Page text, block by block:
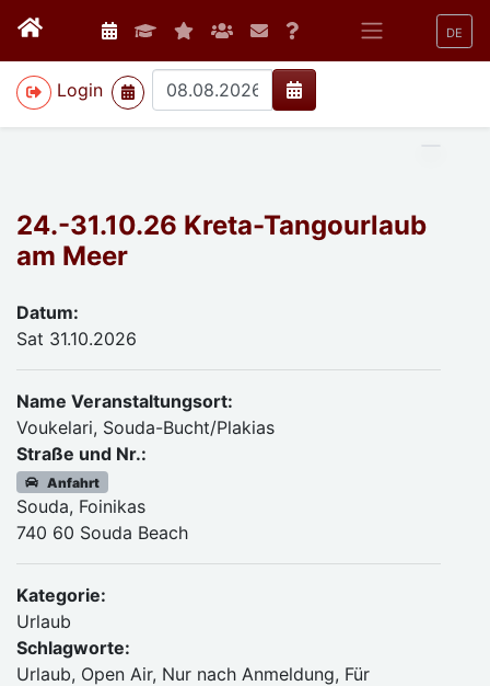
DE
Login
>
24.-31.10.26 Kreta-Tangourlaub
am Meer
Datum:
Sat 31.10.2026
Name Veranstaltungsort:
Voukelari, Souda-Bucht/Plakias
Straße und Nr.:
Anfahrt
Souda, Foinikas
740 60 Souda Beach
Kategorie:
Urlaub
Schlagworte:
Urlaub, Open Air, Nur nach Anmeldung, Für